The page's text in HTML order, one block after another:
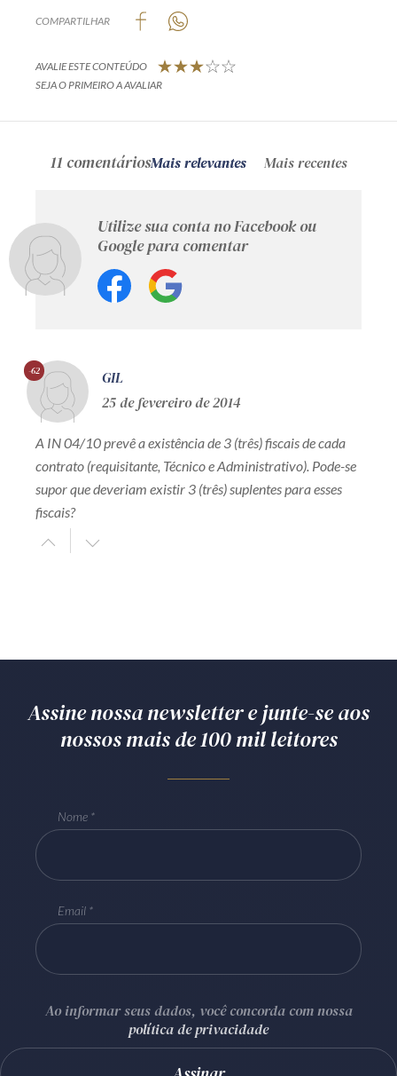
COMPARTILHAR
AVALIE ESTE CONTEÚDO
SEJA O PRIMEIRO A AVALIAR
11 comentáriosMais relevantes Mais recentes
Utilize sua conta no Facebook ou
Google para comentar
-62
GIL
25 de fevereiro de 2014
A IN 04/10 prevê a existência de 3 (três) fiscais de cada
contrato (requisitante, Técnico e Administrativo). Pode-se
supor que deveriam existir 3 (três) suplentes para esses
fiscais?
Assine nossa newsletter e junte-se aos
nossos mais de 100 mil leitores
Nome
Email
Ao informar seus dados, você concorda com nossa
política de privacidade